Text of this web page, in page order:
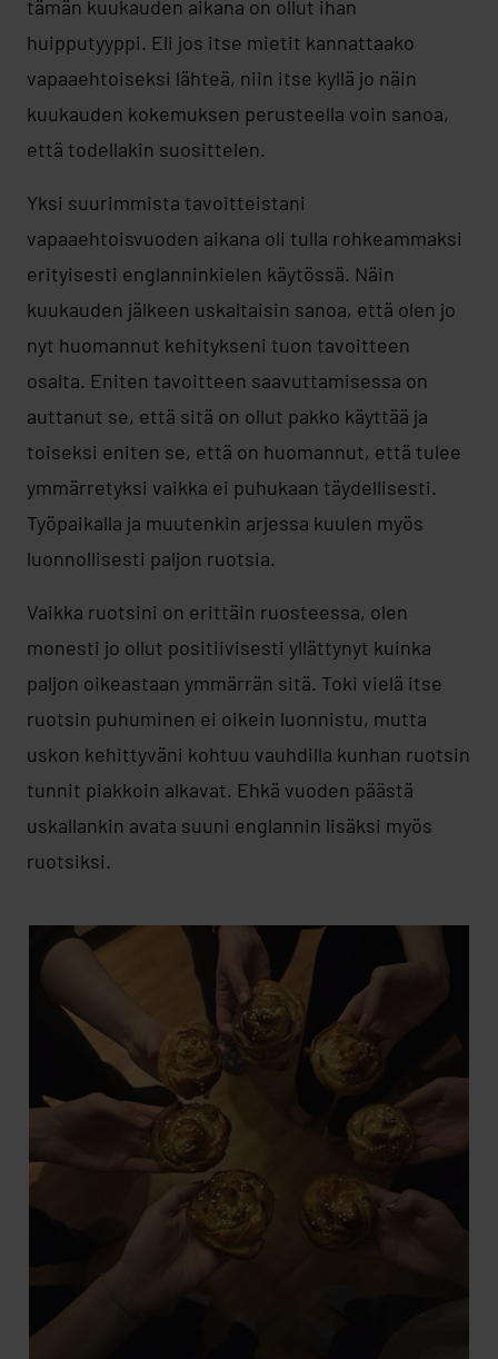
tämän kuukauden aikana on ollut ihan
huipputyyppi. Eli jos itse mietit kannattaako
vapaaehtoiseksi lähteä, niin itse kyllä jo näin
kuukauden kokemuksen perusteella voin sanoa,
että todellakin suosittelen.
Yksi suurimmista tavoitteistani
vapaaehtoisvuoden aikana oli tulla rohkeammaksi
erityisesti englanninkielen käytössä. Näin
kuukauden jälkeen uskaltaisin sanoa, että olen jo
nyt huomannut kehitykseni tuon tavoitteen
osalta. Eniten tavoitteen saavuttamisessa on
auttanut se, että sitä on ollut pakko käyttää ja
toiseksi eniten se, että on huomannut, että tulee
ymmärretyksi vaikka ei puhukaan täydellisesti.
Työpaikalla ja muutenkin arjessa kuulen myös
luonnollisesti paljon ruotsia.
Vaikka ruotsini on erittäin ruosteessa, olen
monesti jo ollut positiivisesti yllättynyt kuinka
paljon oikeastaan ymmärrän sitä. Toki vielä itse
ruotsin puhuminen ei oikein luonnistu, mutta
uskon kehittyväni kohtuu vauhdilla kunhan ruotsin
tunnit piakkoin alkavat. Ehkä vuoden päästä
uskallankin avata suuni englannin lisäksi myös
ruotsiksi.